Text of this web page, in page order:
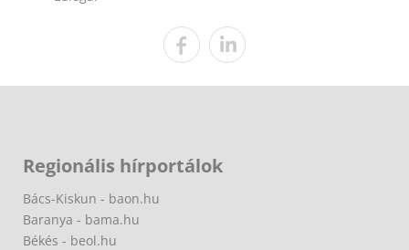
Regionális hírportálok
Bács-Kiskun - baon.hu
Baranya - bama.hu
Békés - beol.hu